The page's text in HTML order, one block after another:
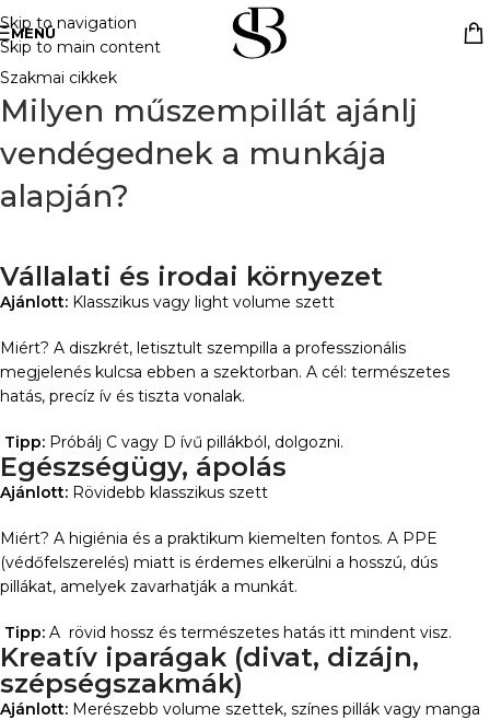
Skip to navigation
Skip to main content
MENÜ
Szakmai cikkek
Milyen műszempillát ajánlj
vendégednek a munkája
alapján?
Vállalati és irodai környezet
Ajánlott: Klasszikus vagy light volume szett
Miért? A diszkrét, letisztult szempilla a professzionális
megjelenés kulcsa ebben a szektorban. A cél: természetes
hatás, precíz ív és tiszta vonalak.
Tipp: Próbálj C vagy D ívű pillákból, dolgozni.
Egészségügy, ápolás
Ajánlott: Rövidebb klasszikus szett
Miért? A higiénia és a praktikum kiemelten fontos. A PPE
(védőfelszerelés) miatt is érdemes elkerülni a hosszú, dús
pillákat, amelyek zavarhatják a munkát.
Tipp: A rövid hossz és természetes hatás itt mindent visz.
Kreatív iparágak (divat, dizájn,
szépségszakmák)
Ajánlott: Merészebb volume szettek, színes pillák vagy manga